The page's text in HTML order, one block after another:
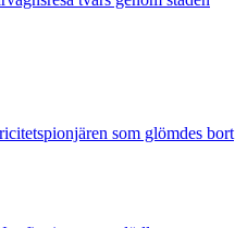
som glömdes bort